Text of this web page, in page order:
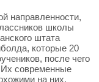
направленности,
школы
штата
которые 20
после чего
Их современные
на них,